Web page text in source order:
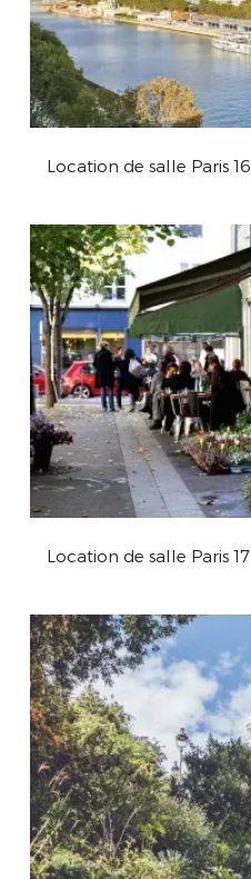
Location de salle Paris 16
Location de salle Paris 17